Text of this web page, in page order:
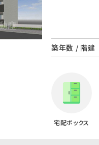
築年数 / 階建
宅配ボックス